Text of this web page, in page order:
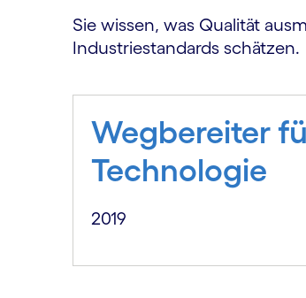
Sie wissen, was Qualität
Industriestandards schätzen.
Wegbereiter
Technologie
2019